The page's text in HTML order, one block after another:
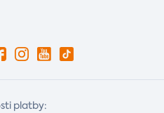
platby: